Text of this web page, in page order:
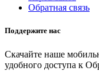
Обратная связь
Поддержите нас
Скачайте наше
удобного доступа к